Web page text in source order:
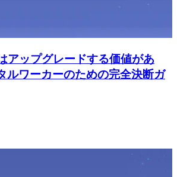
アップグレードする価値があ
ルワーカーのための完全決断ガ